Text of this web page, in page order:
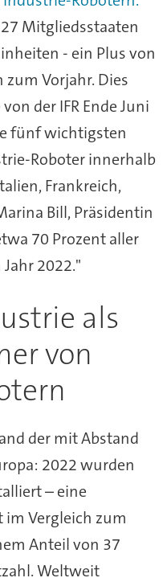
Mitgliedsstaaten
- ein Plus von
zum Vorjahr. Dies
der IFR Ende Juni
fünf wichtigsten
Roboter innerhalb
Frankreich,
Bill, Präsidentin
70 Prozent aller
2022."
als
von
der mit Abstand
2022 wurden
– eine
im Vergleich zum
Anteil von 37
Weltweit